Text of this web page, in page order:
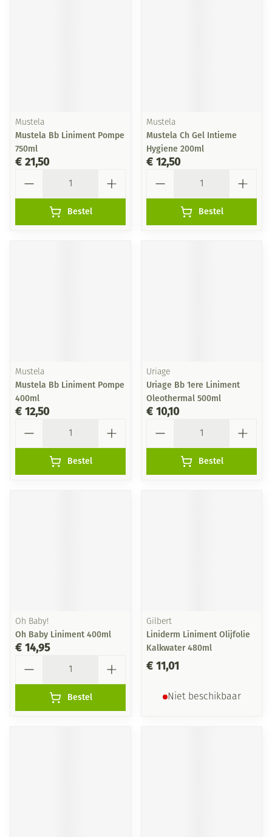
Mustela
Mustela Bb Liniment Pompe
750ml
€ 21,50
Bestel
Mustela
Mustela Ch Gel Intieme
Hygiene 200ml
€ 12,50
Bestel
Mustela
Mustela Bb Liniment Pompe
400ml
€ 12,50
Bestel
Uriage
Uriage Bb 1ere Liniment
Oleothermal 500ml
€ 10,10
Bestel
Oh Baby!
Oh Baby Liniment 400ml
€ 14,95
Bestel
Gilbert
Liniderm Liniment Olijfolie
Kalkwater 480ml
€ 11,01
Niet beschikbaar